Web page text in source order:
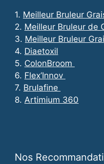
1. Meilleur Bruleur
2. Meilleur Bruleur de
3. Meilleur Bruleur
4. Diaetoxil
5. ColonBroom
6. Flex’Innov
7. Brulafine
8. Artimium 360
Nos